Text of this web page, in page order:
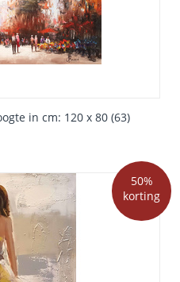
in cm: 120 x 80 (63)
50%
korting